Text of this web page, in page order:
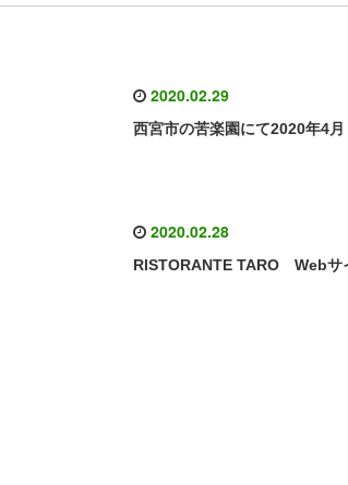
2020.02.29
西宮市の苦楽園にて2020年4
2020.02.28
RISTORANTE TARO Webサ